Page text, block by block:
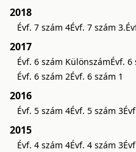
2018
Évf. 7 szám 4Évf. 7 szám 3.
2017
Évf. 6 szám KülönszámÉvf. 6
Évf. 6 szám 2Évf. 6 szám 1
2016
Évf. 5 szám 4Évf. 5 szám 3
2015
Évf. 4 szám 4Évf. 4 szám 3